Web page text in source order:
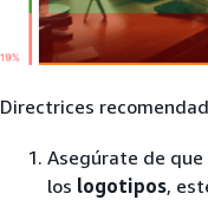
Directrices
Asegúrate de
los logotipos,